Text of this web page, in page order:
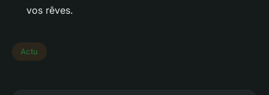
vos rêves.
Actu